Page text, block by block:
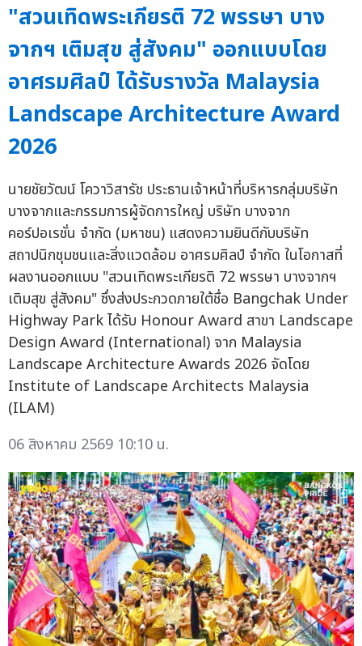
"สวนเทิดพระเกียรติ 72 พรรษา บาง
จากฯ เติมสุข สู่สังคม" ออกแบบโดย
อาศรมศิลป์ ได้รับรางวัล Malaysia
Landscape Architecture Award
2026
นายชัยวัฒน์ โควาวิสารัช ประธานเจ้าหน้าที่บริหารกลุ่มบริษัท
บางจากและกรรมการผู้จัดการใหญ่ บริษัท บางจาก
คอร์ปอเรชั่น จำกัด (มหาชน) แสดงความยินดีกับบริษัท
สถาปนิกชุมชนและสิ่งแวดล้อม อาศรมศิลป์ จำกัด ในโอกาสที่
ผลงานออกแบบ "สวนเทิดพระเกียรติ 72 พรรษา บางจากฯ
เติมสุข สู่สังคม" ซึ่งส่งประกวดภายใต้ชื่อ Bangchak Under
Highway Park ได้รับ Honour Award สาขา Landscape
Design Award (International) จาก Malaysia
Landscape Architecture Awards 2026 จัดโดย
Institute of Landscape Architects Malaysia
(ILAM)
06 สิงหาคม 2569 10:10 น.